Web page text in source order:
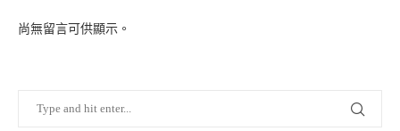
尚無留言可供顯示。